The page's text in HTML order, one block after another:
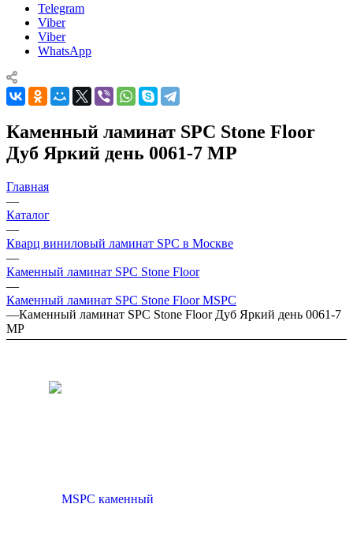
Telegram
Viber
Viber
WhatsApp
Каменный ламинат SPC Stone Floor
Дуб Яркий день 0061-7 MP
Главная
—
Каталог
—
Кварц виниловый ламинат SPC в Москве
—
Каменный ламинат SPC Stone Floor
—
Каменный ламинат SPC Stone Floor MSPC
—Каменный ламинат SPC Stone Floor Дуб Яркий день 0061-7
MP